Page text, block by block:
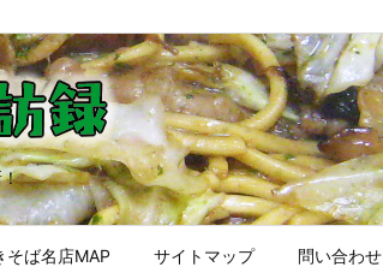
そば名店MAP サイトマップ 問い合わせ